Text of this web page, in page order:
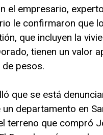
el empresario,
le confirmaron que
que incluyen la
tienen un valor
pesos.
que se está
departamento en
terreno que compró